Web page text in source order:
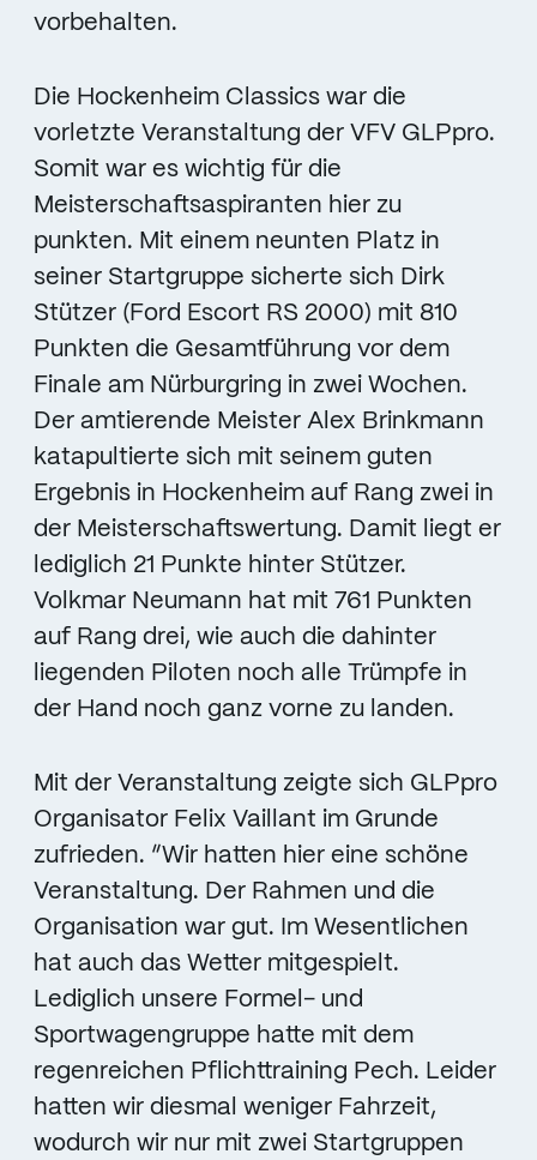
vorbehalten.
Die Hockenheim Classics war die
vorletzte Veranstaltung der VFV GLPpro.
Somit war es wichtig für die
Meisterschaftsaspiranten hier zu
punkten. Mit einem neunten Platz in
seiner Startgruppe sicherte sich Dirk
Stützer (Ford Escort RS 2000) mit 810
Punkten die Gesamtführung vor dem
Finale am Nürburgring in zwei Wochen.
Der amtierende Meister Alex Brinkmann
katapultierte sich mit seinem guten
Ergebnis in Hockenheim auf Rang zwei in
der Meisterschaftswertung. Damit liegt er
lediglich 21 Punkte hinter Stützer.
Volkmar Neumann hat mit 761 Punkten
auf Rang drei, wie auch die dahinter
liegenden Piloten noch alle Trümpfe in
der Hand noch ganz vorne zu landen.
Mit der Veranstaltung zeigte sich GLPpro
Organisator Felix Vaillant im Grunde
zufrieden. “Wir hatten hier eine schöne
Veranstaltung. Der Rahmen und die
Organisation war gut. Im Wesentlichen
hat auch das Wetter mitgespielt.
Lediglich unsere Formel- und
Sportwagengruppe hatte mit dem
regenreichen Pflichttraining Pech. Leider
hatten wir diesmal weniger Fahrzeit,
wodurch wir nur mit zwei Startgruppen